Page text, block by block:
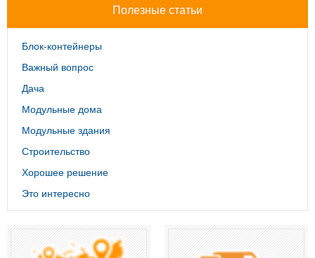
Полезные статьи
Блок-контейнеры
Важный вопрос
Дача
Модульные дома
Модульные здания
Строительство
Хорошее решение
Это интересно